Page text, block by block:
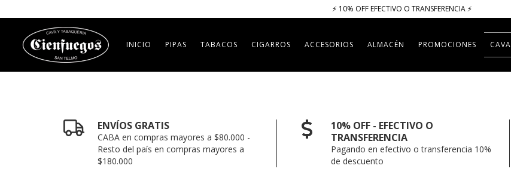
⚡​​​ 10% OFF EFECTIVO O TRANSFERENCIA ⚡​
INICIO PIPAS TABACOS CIGARROS ACCESORIOS ALMACÉN PROMOCIONES CAVA
ENVÍOS GRATIS
CABA en compras mayores a $80.000 -
Resto del país en compras mayores a
$180.000
10% OFF - EFECTIVO O
TRANSFERENCIA
Pagando en efectivo o transferencia 10%
de descuento